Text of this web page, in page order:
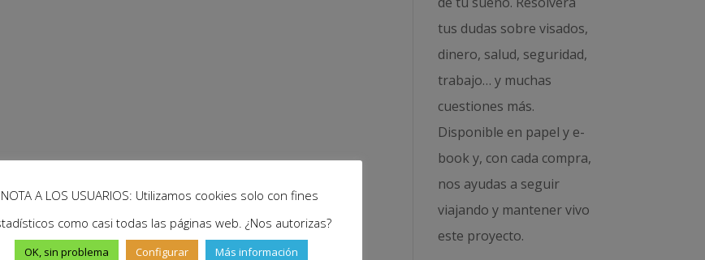
tus dudas sobre visados,
dinero, salud, seguridad,
trabajo… y muchas
cuestiones más.
Disponible en papel y e-
book y, con cada compra,
nos ayudas a seguir
viajando y mantener vivo
este proyecto.
NOTA A LOS USUARIOS: Utilizamos cookies solo con fines
como casi todas las páginas web. ¿Nos autorizas?
OK, sin problema Configurar Más información